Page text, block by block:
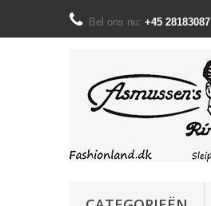
Bel ons nu: +45 28183087